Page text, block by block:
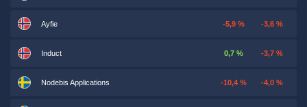
Ayfie -5,9 % -3,6 %
Induct 0,7 % -3,7 %
Nodebis Applications -10,4 % -4,0 %